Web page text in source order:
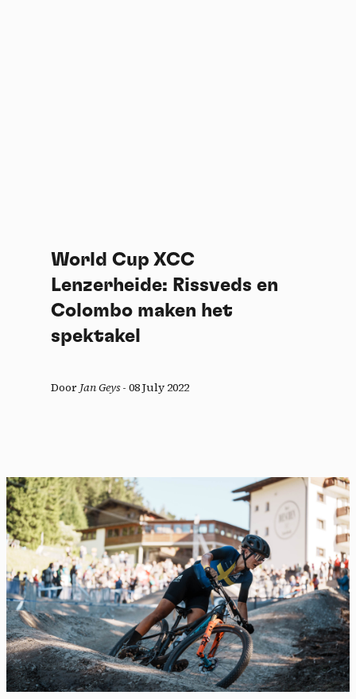
World Cup XCC
Lenzerheide: Rissveds en
Colombo maken het
spektakel
Door Jan Geys- 08 July 2022